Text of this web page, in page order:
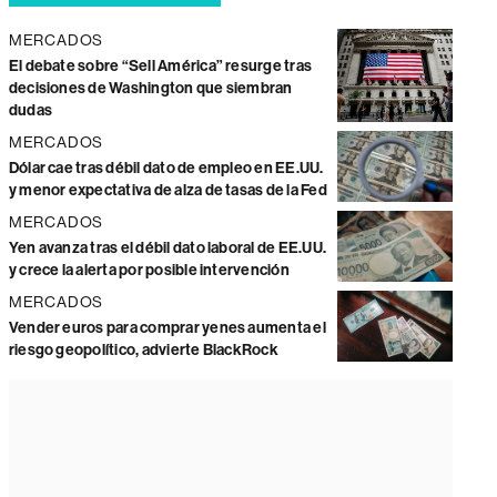
MERCADOS
El debate sobre “Sell América” resurge tras
decisiones de Washington que siembran
dudas
MERCADOS
Dólar cae tras débil dato de empleo en EE.UU.
y menor expectativa de alza de tasas de la Fed
MERCADOS
Yen avanza tras el débil dato laboral de EE.UU.
y crece la alerta por posible intervención
MERCADOS
Vender euros para comprar yenes aumenta el
riesgo geopolítico, advierte BlackRock